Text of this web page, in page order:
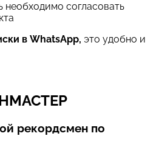
необходимо согласовать
в WhatsApp, это удобно и
рекордсмен по